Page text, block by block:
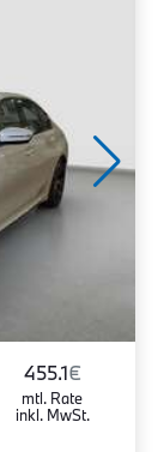
455.1€
mtl. Rate
inkl. MwSt.